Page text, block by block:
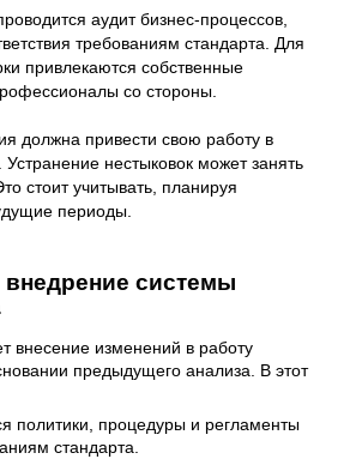
аудит бизнес-процессов,
требованиям стандарта. Для
привлекаются собственные
со стороны.
должна привести свою работу в
Устранение нестыковок может занять
стоит учитывать, планируя
периоды.
внедрение системы
внесение изменений в работу
предыдущего анализа. В этот
политики, процедуры и регламенты
стандарта.